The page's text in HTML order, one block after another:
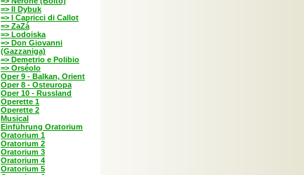
=> Il Dybuk
=> I Capricci di Callot
=> ZaZá
=> Lodoiska
=> Don Giovanni
(Gazzaniga)
=> Demetrio e Polibio
=> Orséolo
Oper 9 - Balkan, Orient
Oper 8 - Osteuropa
Oper 10 - Russland
Operette 1
Operette 2
Musical
Einführung Oratorium
Oratorium 1
Oratorium 2
Oratorium 3
Oratorium 4
Oratorium 5